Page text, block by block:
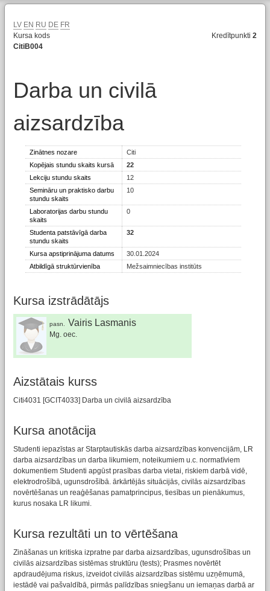
LV EN RU DE FR
Kursa kods
CitiB004
Kredītpunkti2
Darba un civilā
aizsardzība
Zinātnes nozare
Citi
Kopējais stundu skaits kursā
22
Lekciju stundu skaits
12
Semināru un praktisko darbu
stundu skaits
10
Laboratorijas darbu stundu
skaits
0
Studenta patstāvīgā darba
stundu skaits
32
Kursa apstiprinājuma datums
30.01.2024
Atbildīgā struktūrvienība
Mežsaimniecības institūts
Kursa izstrādātājs
pasn. Vairis Lasmanis
Mg. oec.
Aizstātais kurss
Citi4031 [GCIT4033] Darba un civilā aizsardzība
Kursa anotācija
Studenti iepazīstas ar Starptautiskās darba aizsardzības konvencijām, LR
darba aizsardzības un darba likumiem, noteikumiem u.c. normatīviem
dokumentiem Studenti apgūst prasības darba vietai, riskiem darbā vidē,
elektrodrošībā, ugunsdrošībā. ārkārtējās situācijās, civilās aizsardzības
novērtēšanas un reaģēšanas pamatprincipus, tiesības un pienākumus,
kurus nosaka LR likumi.
Kursa rezultāti un to vērtēšana
Zināšanas un kritiska izpratne par darba aizsardzības, ugunsdrošības un
civilās aizsardzības sistēmas struktūru (tests); Prasmes novērtēt
apdraudējuma riskus, izveidot civilās aizsardzības sistēmu uzņēmumā,
iestādē vai pašvaldībā, pirmās palīdzības sniegšanu un iemaņas darbā ar